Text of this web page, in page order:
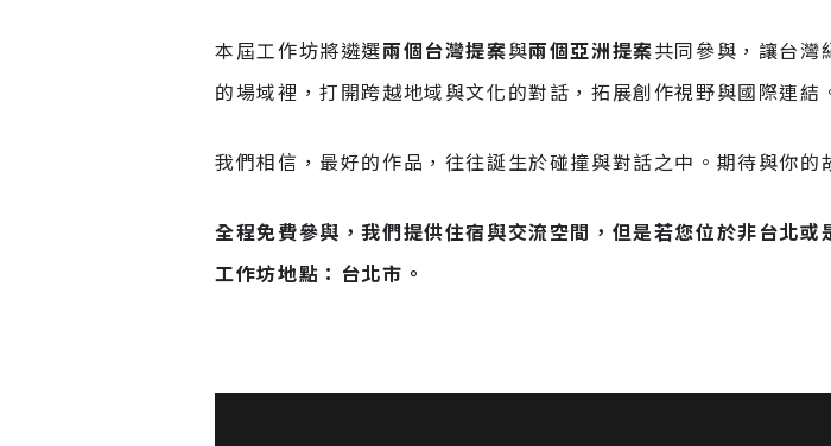
本屆工作坊將遴選兩個台灣提案與兩個亞洲提案共同參與，讓台灣
的場域裡，打開跨越地域與文化的對話，拓展創作視野與國際連結
我們相信，最好的作品，往往誕生於碰撞與對話之中。期待與你的
全程免費參與，我們提供住宿與交流空間，但是若您位於非台北
工作坊地點：台北市。